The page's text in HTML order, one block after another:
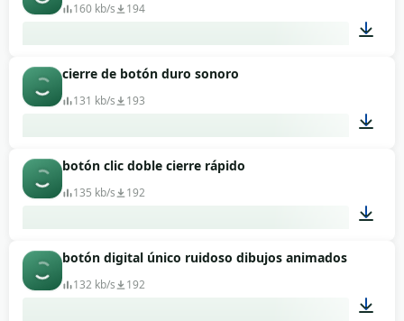
160 kb/s 194
cierre de botón duro sonoro
131 kb/s 193
botón clic doble cierre rápido
135 kb/s 192
00:01
botón digital único ruidoso dibujos animados
132 kb/s 192